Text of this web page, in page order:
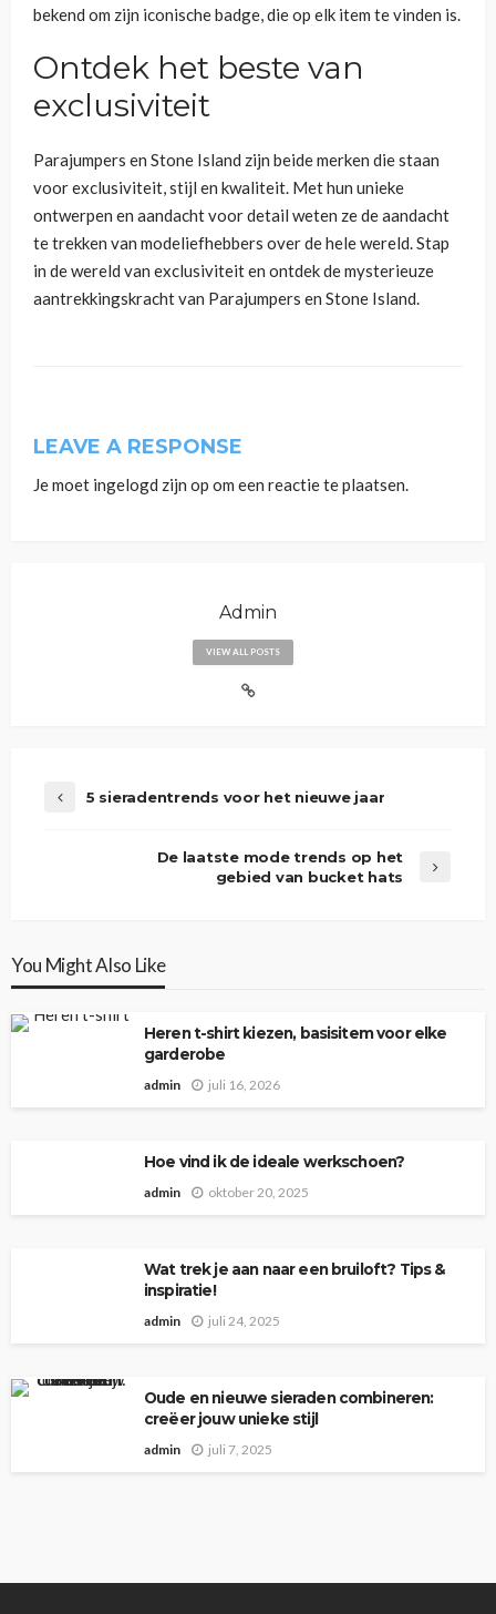
bekend om zijn iconische badge, die op elk item te vinden is.
Ontdek het beste van
exclusiviteit
Parajumpers en Stone Island zijn beide merken die staan
voor exclusiviteit, stijl en kwaliteit. Met hun unieke
ontwerpen en aandacht voor detail weten ze de aandacht
te trekken van modeliefhebbers over de hele wereld. Stap
in de wereld van exclusiviteit en ontdek de mysterieuze
aantrekkingskracht van Parajumpers en Stone Island.
LEAVE A RESPONSE
Je moet ingelogd zijn op om een reactie te plaatsen.
Admin
VIEW ALL POSTS
5 sieradentrends voor het nieuwe jaar
De laatste mode trends op het
gebied van bucket hats
You Might Also Like
Heren t-shirt kiezen, basisitem voor elke
garderobe
admin juli 16, 2026
Hoe vind ik de ideale werkschoen?
admin oktober 20, 2025
Wat trek je aan naar een bruiloft? Tips &
inspiratie!
admin juli 24, 2025
Oude en nieuwe sieraden combineren:
creëer jouw unieke stijl
admin juli 7, 2025